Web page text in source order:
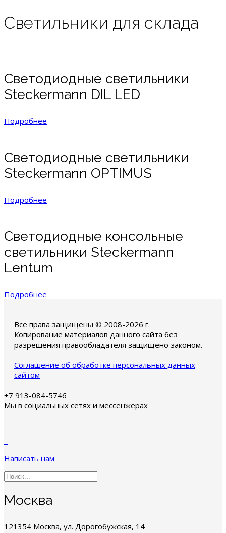
Светильники для склада
Cветодиодные светильники
Steckermann DIL LED
Подробнее
Cветодиодные светильники
Steckermann OPTIMUS
Подробнее
Cветодиодные консольные
светильники Steckermann
Lentum
Подробнее
Все права защищены © 2008-2026 г.
Копирование материалов данного сайта без
разрешения правообладателя защищено законом.
Соглашение об обработке персональных данных
сайтом
+7 913-084-5746
Мы в социальных сетях и мессенжерах
Написать нам
Москва
121354 Москва, ул. Дорогобужская, 14